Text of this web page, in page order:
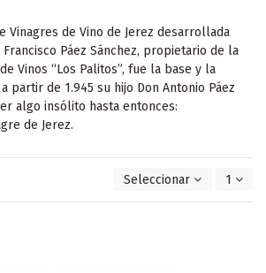
Vinagres de Vino de Jerez desarrollada
Páez Sánchez, propietario de la
Vinos “Los Palitos”, fue la base y la
partir de 1.945 su hijo Don Antonio Páez
algo insólito hasta entonces:
de Jerez.
Seleccionar 1